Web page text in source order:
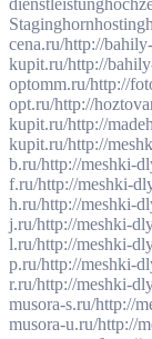
Staginghornhosting
cena.ru/http://
kupit.ru/http://
optomm.ru/http://
opt.ru/http://
kupit.ru/http://
kupit.ru/http://
b.ru/http://meshki-
f.ru/http://meshki-
h.ru/http://meshki-
j.ru/http://meshki-
l.ru/http://meshki-
p.ru/http://meshki-
r.ru/http://meshki-
musora-s.ru/http://
musora-u.ru/http://